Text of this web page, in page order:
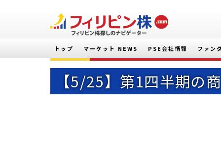
トップ マーケット NEWS PSE会社情報 ファン
【5/25】第1四半期の